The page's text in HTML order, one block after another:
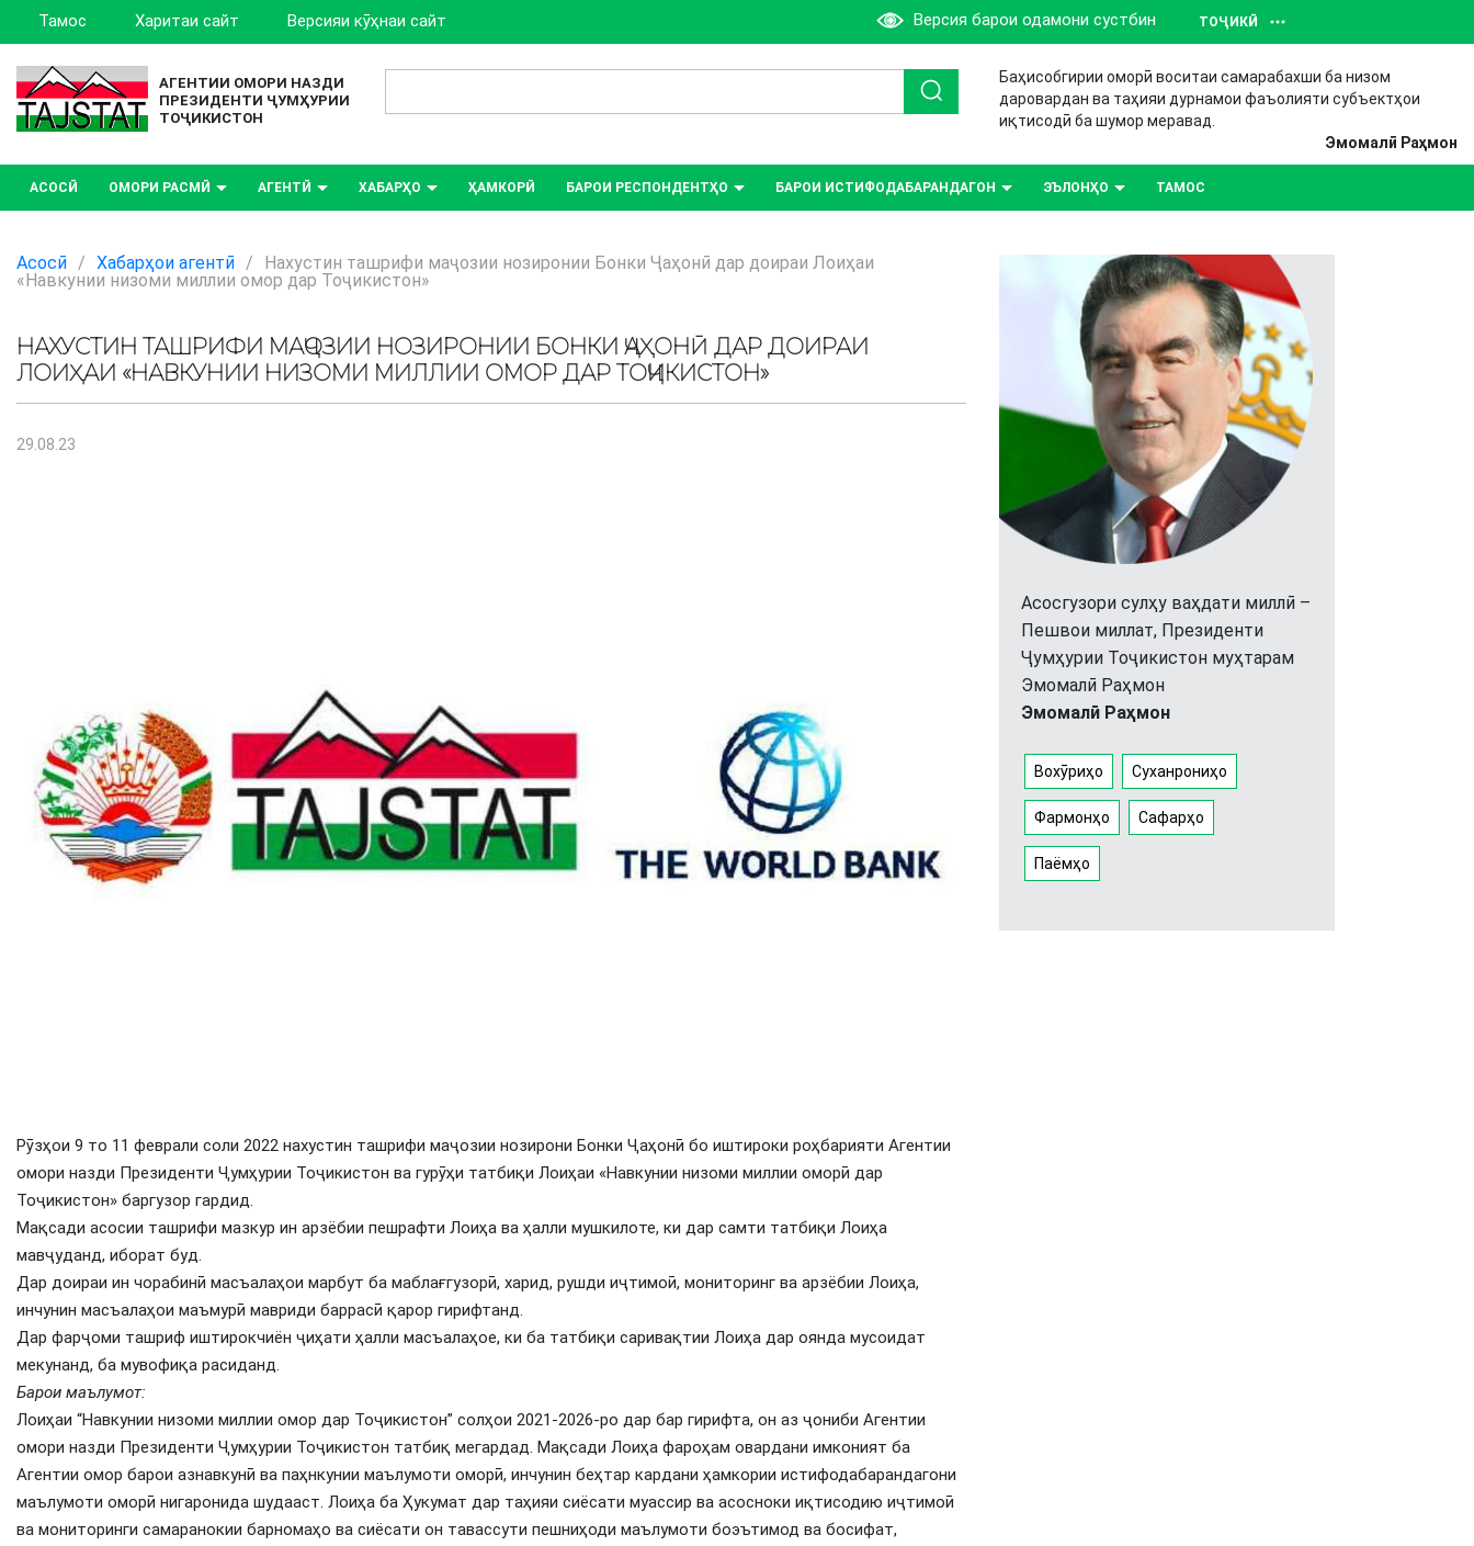
Тамос Харитаи сайт Версияи кӯҳнаи сайт Версия барои одамони сустбин ТОҶИКӢ
АГЕНТИИ ОМОРИ НАЗДИ
ПРЕЗИДЕНТИ ҶУМҲУРИИ
ТОҶИКИСТОН
Баҳисобгирии оморӣ воситаи самарабахши ба низом
даровардан ва таҳияи дурнамои фаъолияти субъектҳои
иқтисодӣ ба шумор меравад.
Эмомалӣ Раҳмон
АСОСӢ ОМОРИ РАСМӢ АГЕНТӢ ХАБАРҲО ҲАМКОРӢ БАРОИ РЕСПОНДЕНТҲО БАРОИ ИСТИФОДАБАРАНДАГОН ЭЪЛОНҲО ТАМОС
Асосӣ / Хабарҳои агентӣ /
Нахустин ташрифи маҷозии нозиронии Бонки Ҷаҳонӣ дар доираи Лоиҳаи
«Навкунии низоми миллии омор дар Тоҷикистон»
НАХУСТИН ТАШРИФИ МАҶОЗИИ НОЗИРОНИИ БОНКИ ҶАҲОНӢ ДАР ДОИРАИ
ЛОИҲАИ «НАВКУНИИ НИЗОМИ МИЛЛИИ ОМОР ДАР ТОҶИКИСТОН»
29.08.23
Рӯзҳои 9 то 11 феврали соли 2022 нахустин ташрифи маҷозии нозирони Бонки Ҷаҳонӣ бо иштироки роҳбарияти Агентии
омори назди Президенти Ҷумҳурии Тоҷикистон ва гурӯҳи татбиқи Лоиҳаи «Навкунии низоми миллии оморӣ дар
Тоҷикистон» баргузор гардид.
Мақсади асосии ташрифи мазкур ин арзёбии пешрафти Лоиҳа ва ҳалли мушкилоте, ки дар самти татбиқи Лоиҳа
мавҷуданд, иборат буд.
Дар доираи ин чорабинӣ масъалаҳои марбут ба маблағгузорӣ, харид, рушди иҷтимоӣ, мониторинг ва арзёбии Лоиҳа,
инчунин масъалаҳои маъмурӣ мавриди баррасӣ қарор гирифтанд.
Дар фарҷоми ташриф иштирокчиён ҷиҳати ҳалли масъалаҳое, ки ба татбиқи саривақтии Лоиҳа дар оянда мусоидат
мекунанд, ба мувофиқа расиданд.
Барои маълумот:
Лоиҳаи “Навкунии низоми миллии омор дар Тоҷикистон” солҳои 2021-2026-ро дар бар гирифта, он аз ҷониби Агентии
омори назди Президенти Ҷумҳурии Тоҷикистон татбиқ мегардад. Мақсади Лоиҳа фароҳам овардани имконият ба
Агентии омор барои азнавкунӣ ва паҳнкунии маълумоти оморӣ, инчунин беҳтар кардани ҳамкории истифодабарандагони
маълумоти оморӣ нигаронида шудааст. Лоиҳа ба Ҳукумат дар таҳияи сиёсати муассир ва асосноки иқтисодию иҷтимоӣ
ва мониторинги самаранокии барномаҳо ва сиёсати он тавассути пешниҳоди маълумоти боэътимод ва босифат,
Асосгузори сулҳу ваҳдати миллӣ –
Пешвои миллат, Президенти
Ҷумҳурии Тоҷикистон муҳтарам
Эмомалӣ Раҳмон
Эмомалӣ Раҳмон
Вохӯриҳо Суханрониҳо
Фармонҳо Сафарҳо
Паёмҳо